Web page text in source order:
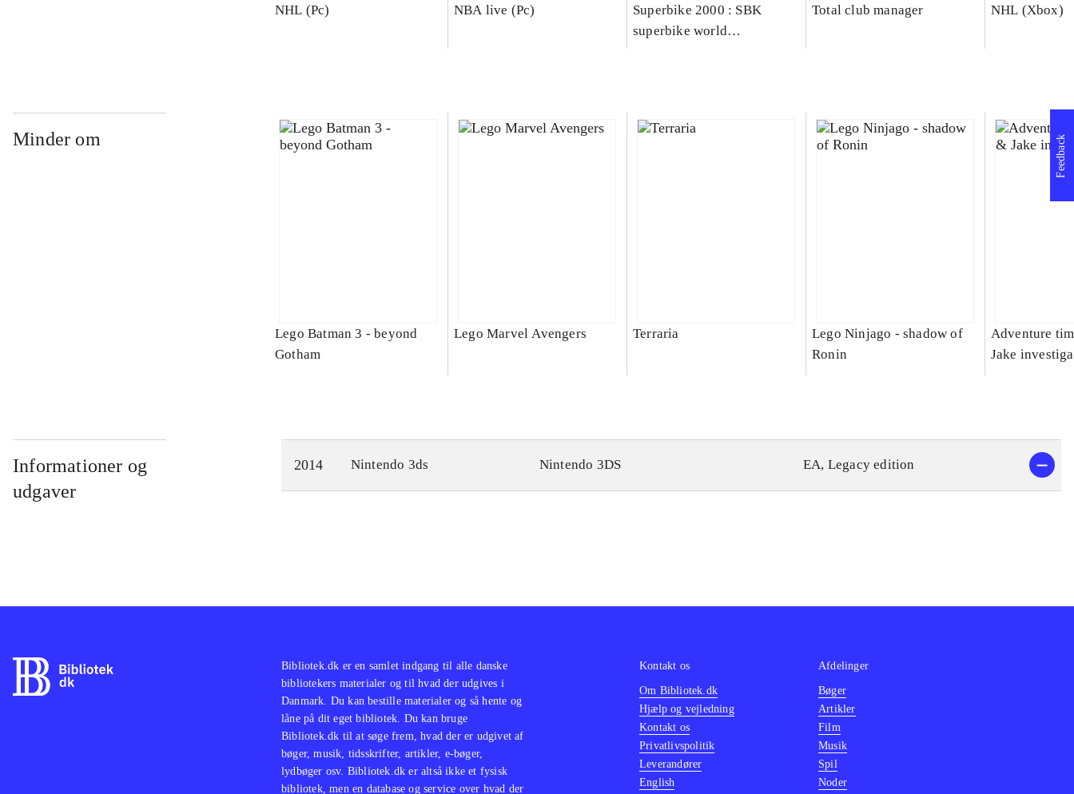
NHL (Pc) NBA live (Pc)
Superbike 2000 : SBK
superbike world
Total club manager NHL (Xbox)
Minder om
Lego Batman 3 - beyond
Gotham
Lego Marvel Avengers Terraria
Lego Ninjago - shadow of
Ronin
Adventure
Jake
Informationer og
udgaver
2014 Nintendo 3ds Nintendo 3DS EA, Legacy edition
Feedback
Bibliotek.dk er en samlet indgang til alle danske
bibliotekers materialer og til hvad der udgives i
Danmark. Du kan bestille materialer og så hente og
låne på dit eget bibliotek. Du kan bruge
Bibliotek.dk til at søge frem, hvad der er udgivet af
bøger, musik, tidsskrifter, artikler, e-bøger,
lydbøger osv. Bibliotek.dk er altså ikke et fysisk
bibliotek, men en database og service over hvad der
Kontakt os
Om Bibliotek.dk
Hjælp og vejledning
Kontakt os
Privatlivspolitik
Leverandører
English
Afdelinger
Bøger
Artikler
Film
Musik
Spil
Noder